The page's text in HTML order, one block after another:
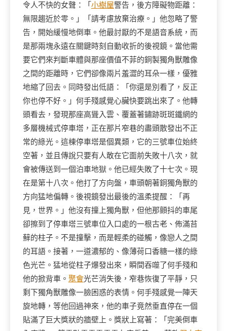
令人不快的女聲：「 小樹屋警告，後方障礙物距離：
無限趨近於零。」「請考慮放棄治療。」他忽略了警
告，開始緩慢地倒車。他最討厭的不是語音系統，而
是那兩塊永遠在關鍵時刻自動收折的後視鏡。當他需
要它們來判斷車體與那座價值不菲的銅製獨角獸雕像
之間的距離時，它們卻像兩片羞澀的耳朵一樣，優雅
地縮了回去。同時發出低語：「你還是別看了，反正
你也停不好。」何手殘感覺心臟快要跳出來了。他轉
頭看去，發現那座高聳入雲、覆蓋著鏽跡斑斑鐵網的
多層機械式停車塔，正在那片窄巷的盡頭散發出不正
常的綠光。這棟停車塔是個異類，它的三號車位始終
空著，並且傳說只要有人敢在它面前失敗十八次，就
會被傳送到一個泊車地獄。他已經失敗了十七次。現
在是第十八次。他打了方向盤，車頭朝著銅獨角獸的
方向猛地偏轉。後視鏡發出最後的溫柔提醒：「再
見，世界。」他沒有撞上獨角獸，但他那顫抖的車尾
卻擦到了停車塔三號車位入口處的一根古老、佈滿苔
蘚的柱子。不是撞擊，而是輕柔的碰觸，像戀人之間
的耳語。接著，一道濃郁的、像薄荷口香糖一樣的綠
色光芒。猛地從柱子爆發出來，瞬間吞噬了何手殘和
他的掀背車。 聚會光芒消失後，窄巷恢復了平靜，只
剩下獨角獸雕像一臉困惑的表情。何手殘感覺一陣天
旋地轉，等他回過神來，他的車子竟然垂直停在一個
貼滿了巨大獎狀的牆壁上。獎狀上寫著：「完美倒車